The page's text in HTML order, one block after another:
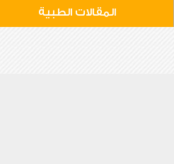
المقالات الطبية